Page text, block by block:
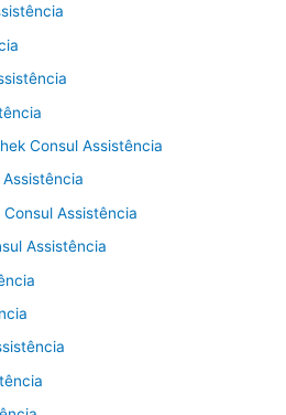
Consul Assistência
Assistência
Assistência